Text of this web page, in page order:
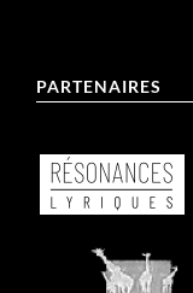
PARTENAIRES